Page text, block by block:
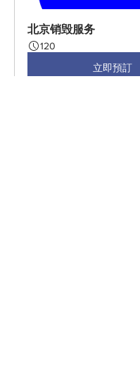
北京销毁服务
120
立即預訂